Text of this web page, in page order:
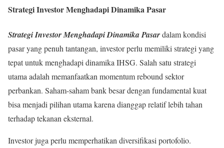
Strategi Investor Menghadapi Dinamika Pasar
Strategi Investor Menghadapi Dinamika Pasardalam kondisi
pasar yang penuh tantangan, investor perlu memiliki strategi yang
tepat untuk menghadapi dinamika IHSG. Salah satu strategi
utama adalah memanfaatkan momentum rebound sektor
perbankan. Saham-saham bank besar dengan fundamental kuat
bisa menjadi pilihan utama karena dianggap relatif lebih tahan
terhadap tekanan eksternal.
Investor juga perlu memperhatikan diversifikasi portofolio.